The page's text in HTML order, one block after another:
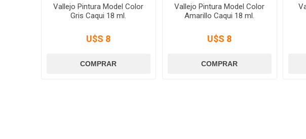
Vallejo Pintura Model Color
Gris Caqui 18 ml.
U$S 8
Vallejo Pintura Model Color
Amarillo Caqui 18 ml.
U$S 8